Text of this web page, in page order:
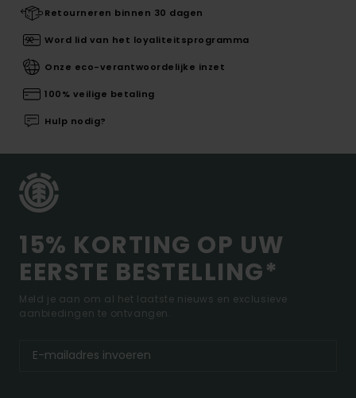
Retourneren binnen 30 dagen
Word lid van het loyaliteitsprogramma
Onze eco-verantwoordelijke inzet
100% veilige betaling
Hulp nodig?
15% KORTING OP UW
EERSTE BESTELLING*
Meld je aan om al het laatste nieuws en exclusieve
aanbiedingen te ontvangen.